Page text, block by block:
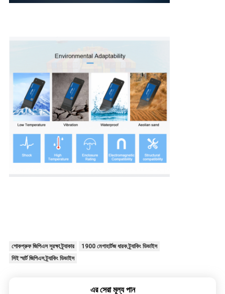
শোকপ্রুফ জিপিএস সুরক্ষা ট্র্যাকার
1900 মেগাহার্টজ ধারক ট্র্যাকিং ডিভাইস
সিই স্মার্ট জিপিএস ট্র্যাকিং ডিভাইস
এর সেরা মূল্য পান